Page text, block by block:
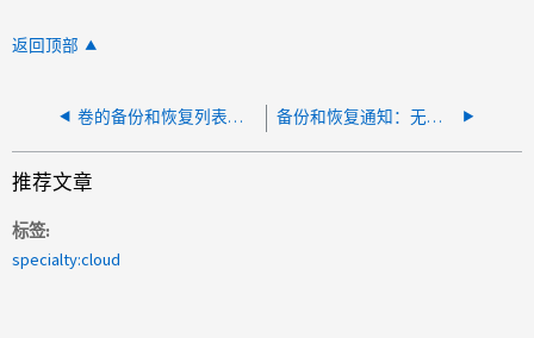
返回顶部
卷的备份和恢复列表为空 备份和恢复通知：无法监视计划备份作业
推荐文章
标签
specialty:cloud